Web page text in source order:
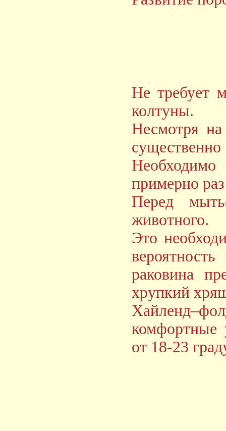
Не требует
колтуны.
Несмотря
Необходимо
примерно
Перед
животного.
Это
раковина
хрупкий
комфортные
от 18-23